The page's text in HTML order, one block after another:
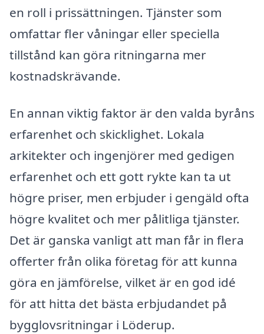
en roll i prissättningen. Tjänster som
omfattar fler våningar eller speciella
tillstånd kan göra ritningarna mer
kostnadskrävande.
En annan viktig faktor är den valda byråns
erfarenhet och skicklighet. Lokala
arkitekter och ingenjörer med gedigen
erfarenhet och ett gott rykte kan ta ut
högre priser, men erbjuder i gengäld ofta
högre kvalitet och mer pålitliga tjänster.
Det är ganska vanligt att man får in flera
offerter från olika företag för att kunna
göra en jämförelse, vilket är en god idé
för att hitta det bästa erbjudandet på
bygglovsritningar i Löderup.